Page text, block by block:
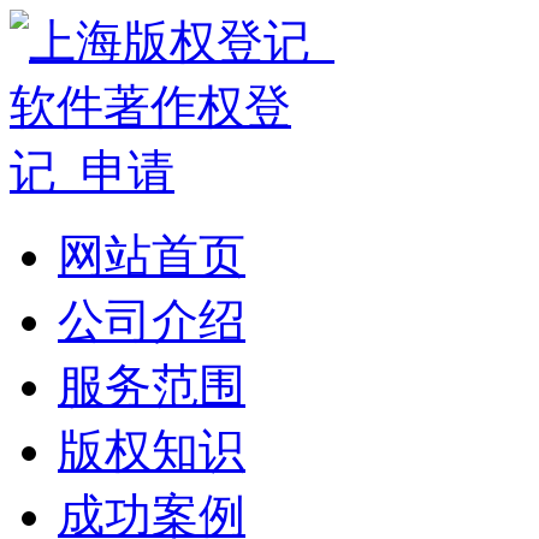
网站首页
公司介绍
服务范围
版权知识
成功案例